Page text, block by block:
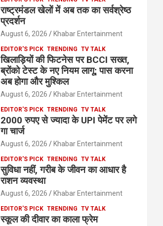
राष्ट्रमंडल खेलों में अब तक का सर्वश्रेष्ठ
प्रदर्शन
August 6, 2026 Khabar Entertainment
EDITOR'S PICK TRENDING TV TALK
खिलाड़ियों की फिटनेस पर BCCI सख्त,
ब्रोंको टेस्ट के नए नियम लागू; पास करना
अब होगा और मुश्किल
August 6, 2026 Khabar Entertainment
EDITOR'S PICK TRENDING TV TALK
2000 रुपए से ज्यादा के UPI पेमेंट पर लगे
गा चार्ज
August 6, 2026 Khabar Entertainment
EDITOR'S PICK TRENDING TV TALK
सुविधा नहीं, गरीब के जीवन का आधार है
राशन व्यवस्था
August 6, 2026 Khabar Entertainment
EDITOR'S PICK TRENDING TV TALK
स्कूल की दीवार का काला फ्रेम